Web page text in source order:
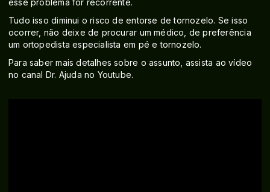
esse problema for recorrente.
Tudo isso diminui o risco de entorse de tornozelo. Se isso
ocorrer, não deixe de procurar um médico, de preferência
um ortopedista especialista em pé e tornozelo.
Para saber mais detalhes sobre o assunto, assista ao vídeo
no canal Dr. Ajuda no Youtube.